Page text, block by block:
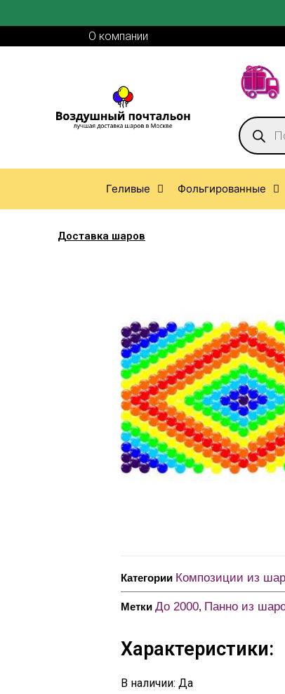
О компании
Геливые Фольгированные
Доставка шаров
Категории Композиции из
Метки До 2000, Панно из
Характеристики:
В наличии: Да